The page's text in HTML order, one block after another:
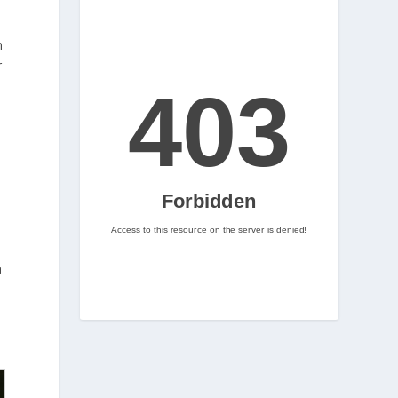
2
Nintenhype.Cat @nintenhype.cat
📅 Ja tenim aquí els